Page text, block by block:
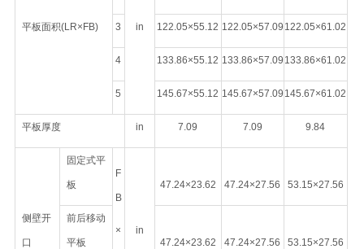
平板面积(LR×FB) in
3 122.05×55.12 122.05×57.09 122.05×61.02
4 133.86×55.12 133.86×57.09 133.86×61.02
5 145.67×55.12 145.67×57.09 145.67×61.02
平板厚度 in 7.09 7.09 9.84
侧壁开
口
固定式平
板
F
B
× in
47.24×23.62 47.24×27.56 53.15×27.56
前后移动
平板 47.24×23.62 47.24×27.56 53.15×27.56